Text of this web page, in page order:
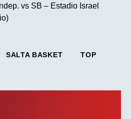
vs SB – Estadio Israel
SALTA BASKET TOP